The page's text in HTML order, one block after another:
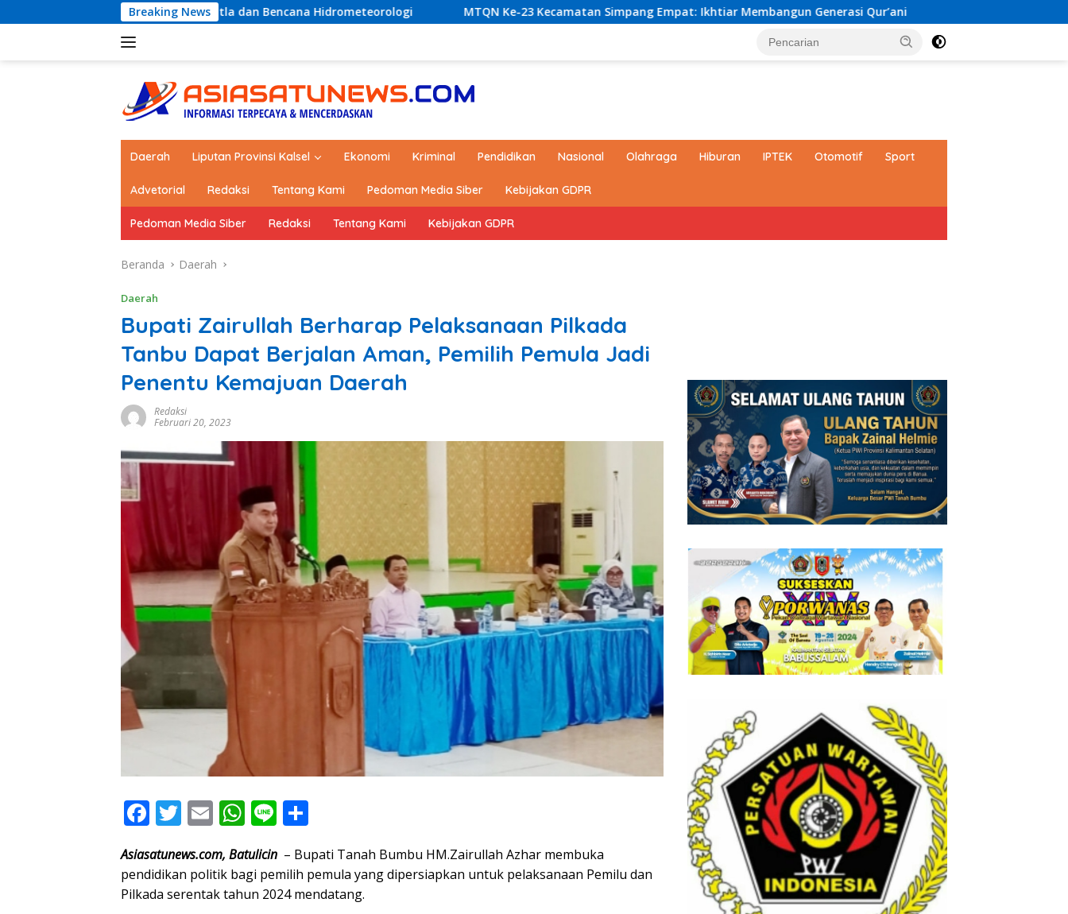
ke
Breaking News
Hadapi Karhutla dan Bencana Hidrometeorologi MTQN Ke-23 Kecamatan Simpang Empat: Ikhtiar Membangun Generasi Qur’ani Bupati Andi Rudi Latif Perkuat SDM,
Daerah Liputan Provinsi Kalsel Ekonomi Kriminal Pendidikan Nasional Olahraga Hiburan IPTEK Otomotif Sport
Advetorial Redaksi Tentang Kami Pedoman Media Siber Kebijakan GDPR
Pedoman Media Siber Redaksi Tentang Kami Kebijakan GDPR
Beranda Daerah
Daerah
Bupati Zairullah Berharap Pelaksanaan Pilkada
Tanbu Dapat Berjalan Aman, Pemilih Pemula Jadi
Penentu Kemajuan Daerah
Redaksi
Februari 20, 2023
F
e
b
T
itt
er
E
ai
l
W
at
s
Li
e ar
e
Asiasatunews.com, Batulicin – Bupati Tanah Bumbu HM.Zairullah Azhar membuka
pendidikan politik bagi pemilih pemula yang dipersiapkan untuk pelaksanaan Pemilu dan
Pilkada serentak tahun 2024 mendatang.